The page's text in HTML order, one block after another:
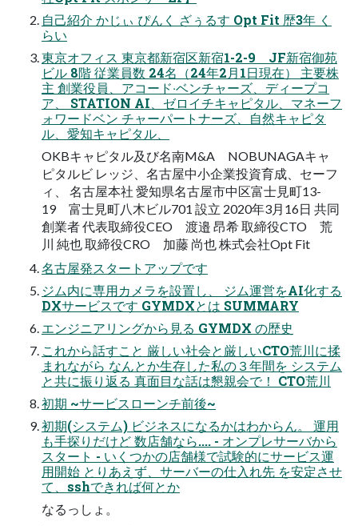
自己紹介 かじぃ ぴんく ざぅるす Opt Fit 歴3年 く
らい
東京オフィス 東京都新宿区新宿1-2-9 JF新宿御苑
ビル 8階 従業員数 24名（24年2⽉1⽇現在） 主要株
主 創業役員、アコード‧ベンチャーズ、ディープコ
ア、 STATION AI、ゼロイチキャピタル、マネーフ
ォワードベン チャーパートナーズ、⾃然キャピタ
ル、愛知キャピタル、
OKBキャピタル及び名南M&A NOBUNAGAキャ
ピタルビ レッジ、名古屋中⼩企業投資育成、セーフ
ィ、 名古屋本社 愛知県名古屋市中区富⼠⾒町13-
19 富⼠⾒町⼋⽊ビル701 設⽴ 2020年3⽉16⽇ 共同
創業者 代表取締役CEO 渡邉 昂希 取締役CTO 荒
川 純也 取締役CRO 加藤 尚也 株式会社Opt Fit
名古屋発スタートアップです
ジム内に専用カメラを設置し、 ジム運営をAI化する
DXサービスです GYMDXとは SUMMARY
エンジニアリングから見る GYMDX の歴史
これから話すこと 厳しい社会と厳しいCTO荒川に揉
まれながら なんとか生存した私の３年間を システム
と共に振り返る 真面目な話は懇親会で！ CTO荒川
初期 ~サービスローンチ前後~
初期(システム) ビジネスになるかはわからん。 運用
も手探りだけど 数店舗なら.... - オンプレサーバから
スタート - いくつかの店舗様で試験的にサービス運
用開始 とりあえず、サーバーの仕入れ先 を安定させ
て、sshできれば何とか
なるっしょ。